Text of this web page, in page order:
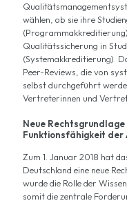
wählen, ob sie ihre
Qualitätssicherung in
(Systemakkreditierung).
Peer-Reviews, die von
selbst durchgeführt
Vertreterinnen und
Neue
Funktionsfähigkeit der
Zum 1. Januar 2018 hat
Deutschland eine neue
wurde die Rolle der
somit die zentrale